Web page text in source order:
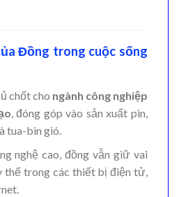
Đồng trong cuộc sống
chốt cho ngành công nghiệp
, đóng góp vào sản xuất pin,
tua-bin gió.
nghệ cao, đồng vẫn giữ vai
thế trong các thiết bị điện tử,